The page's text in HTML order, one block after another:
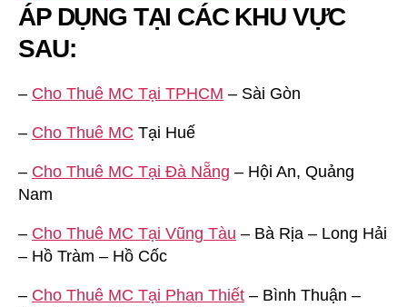
ÁP DỤNG TẠI CÁC KHU VỰC
SAU:
– Cho Thuê MC Tại TPHCM – Sài Gòn
– Cho Thuê MC Tại Huế
– Cho Thuê MC Tại Đà Nẵng – Hội An, Quảng
Nam
– Cho Thuê MC Tại Vũng Tàu – Bà Rịa – Long Hải
– Hồ Tràm – Hồ Cốc
– Cho Thuê MC Tại Phan Thiết – Bình Thuận –